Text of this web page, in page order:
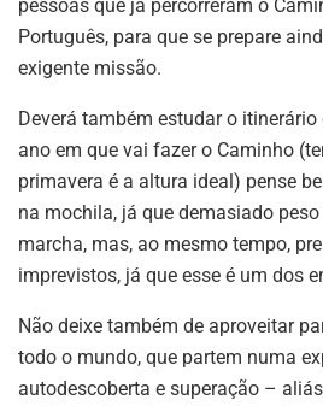
pessoas que já percorreram o
Português, para que se prepare
exigente missão.
Deverá também estudar o
ano em que vai fazer o Caminho
primavera é a altura ideal) pense
na mochila, já que demasiado
marcha, mas, ao mesmo tempo,
imprevistos, já que esse é um dos
Não deixe também de aproveitar
todo o mundo, que partem numa
autodescoberta e superação –